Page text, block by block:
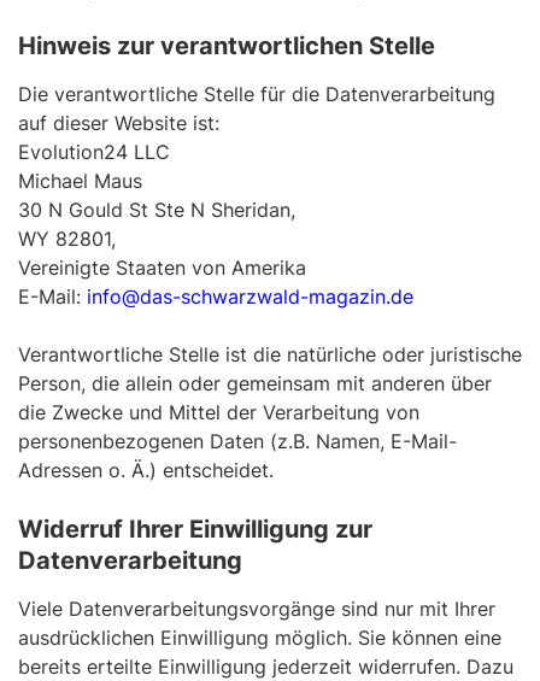
Hinweis zur verantwortlichen Stelle
Die verantwortliche Stelle für die Datenverarbeitung
auf dieser Website ist:
Evolution24 LLC
Michael Maus
30 N Gould St Ste N Sheridan,
WY 82801,
Vereinigte Staaten von Amerika
E-Mail: info@das-schwarzwald-magazin.de
Verantwortliche Stelle ist die natürliche oder juristische
Person, die allein oder gemeinsam mit anderen über
die Zwecke und Mittel der Verarbeitung von
personenbezogenen Daten (z.B. Namen, E-Mail-
Adressen o. Ä.) entscheidet.
Widerruf Ihrer Einwilligung zur
Datenverarbeitung
Viele Datenverarbeitungsvorgänge sind nur mit Ihrer
ausdrücklichen Einwilligung möglich. Sie können eine
bereits erteilte Einwilligung jederzeit widerrufen. Dazu